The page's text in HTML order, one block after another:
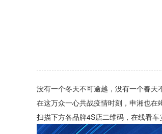
没有一个冬天不可逾越，没有一个春天
在这万众一心共战疫情时刻，申湘也在
扫描下方各品牌4S店二维码，在线看车